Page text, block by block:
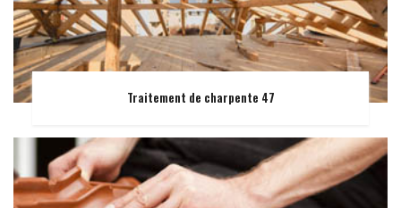
Traitement de charpente 47